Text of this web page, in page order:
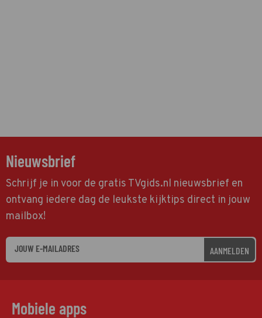
Nieuwsbrief
Schrijf je in voor de gratis TVgids.nl nieuwsbrief en
ontvang iedere dag de leukste kijktips direct in jouw
mailbox!
AANMELDEN
Mobiele apps